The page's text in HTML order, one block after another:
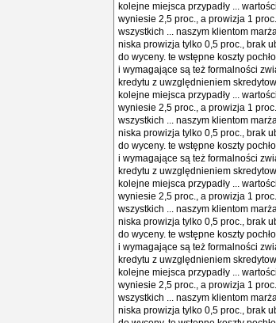
kolejne miejsca przypadły ...
wyniesie 2,5 proc., a prowizja 1
wszystkich ... naszym klientom
niska prowizja tylko 0,5 proc., brak
do wyceny. te wstępne koszty
i wymagające są też formalności
kredytu z uwzględnieniem
kolejne miejsca przypadły ...
wyniesie 2,5 proc., a prowizja 1
wszystkich ... naszym klientom
niska prowizja tylko 0,5 proc., brak
do wyceny. te wstępne koszty
i wymagające są też formalności
kredytu z uwzględnieniem
kolejne miejsca przypadły ...
wyniesie 2,5 proc., a prowizja 1
wszystkich ... naszym klientom
niska prowizja tylko 0,5 proc., brak
do wyceny. te wstępne koszty
i wymagające są też formalności
kredytu z uwzględnieniem
kolejne miejsca przypadły ...
wyniesie 2,5 proc., a prowizja 1
wszystkich ... naszym klientom
niska prowizja tylko 0,5 proc., brak